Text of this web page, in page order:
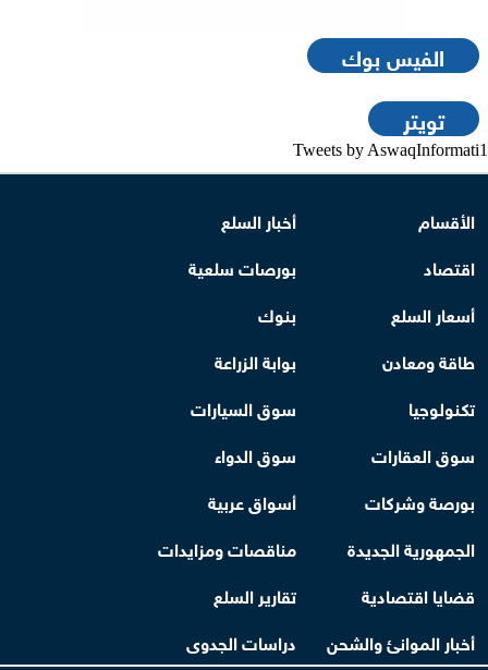
الفيس بوك
تويتر
Tweets by AswaqInformati1
الأقسام
أخبار السلع
اقتصاد
بورصات سلعية
أسعار السلع
بنوك
طاقة ومعادن
بوابة الزراعة
تكنولوجيا
سوق السيارات
سوق العقارات
سوق الدواء
بورصة وشركات
أسواق عربية
الجمهورية الجديدة
مناقصات ومزايدات
قضايا اقتصادية
تقارير السلع
أخبار الموانئ والشحن
دراسات الجدوى